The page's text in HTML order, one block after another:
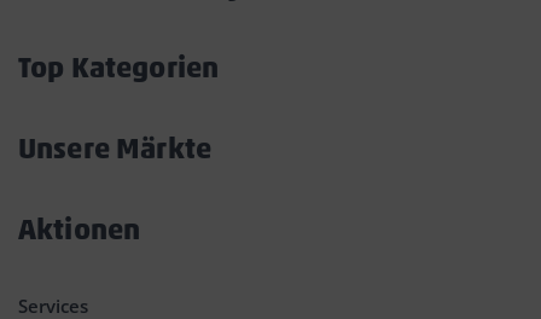
Top Kategorien
Unsere Märkte
Aktionen
Services